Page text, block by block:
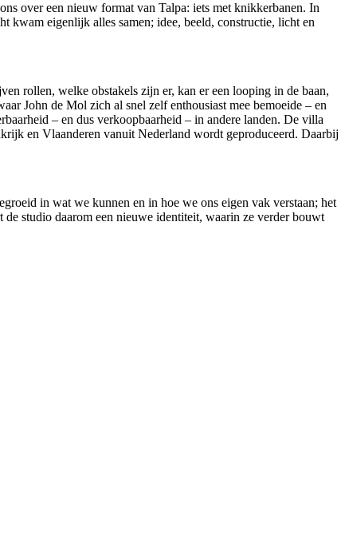
over een nieuw format van Talpa: iets met knikkerbanen. In
kwam eigenlijk alles samen; idee, beeld, constructie, licht en
rollen, welke obstakels zijn er, kan er een looping in de baan,
John de Mol zich al snel zelf enthousiast mee bemoeide – en
– en dus verkoopbaarheid – in andere landen. De villa
en Vlaanderen vanuit Nederland wordt geproduceerd. Daarbij
in wat we kunnen en in hoe we ons eigen vak verstaan; het
studio daarom een nieuwe identiteit, waarin ze verder bouwt